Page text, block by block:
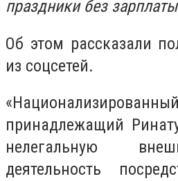
праздники без
Об этом рассказали
из соцсетей.
принадлежащий
нелегальную
деятельность